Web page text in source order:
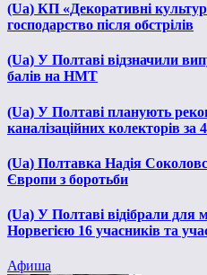
(Ua) КП «Декоративні
господарство після обстрілів
(Ua) У Полтаві відзначили
балів на НМТ
(Ua) У Полтаві планують
каналізаційних колекторів за
(Ua) Полтавка Надія
Європи з боротьби
(Ua) У Полтаві відібрали для
Норвегією 16 учасників та
Афиша